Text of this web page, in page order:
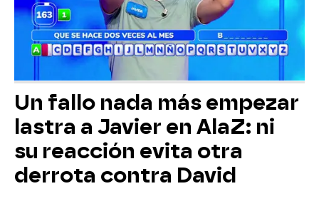
Un fallo nada más empezar
lastra a Javier en AlaZ: ni
su reacción evita otra
derrota contra David